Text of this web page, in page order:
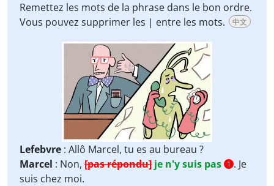
Remettez les mots de la phrase dans le bon ordre.
Vous pouvez supprimer les | entre les mots.
中文
Lefebvre : Allô Marcel, tu es au bureau ?
Marcel : Non, [pas répondu] je n'y suis pas 1 . Je
suis chez moi.